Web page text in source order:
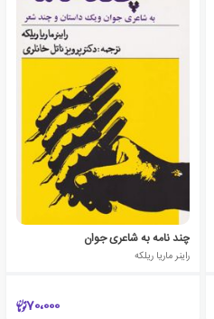
چند نامه به شاعری جوان
راینر ماریا ریلکه
70،000